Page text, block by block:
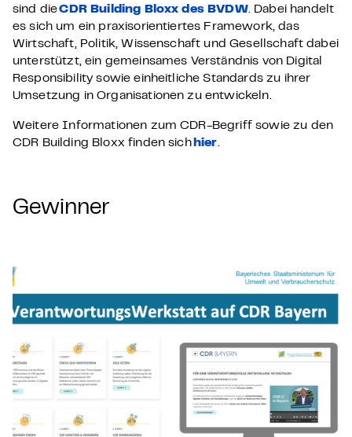
sind dieCDR Building Bloxx des BVDW. Dabei handelt
es sich um ein praxisorientiertes Framework, das
Wirtschaft, Politik, Wissenschaft und Gesellschaft dabei
unterstützt, ein gemeinsames Verständnis von Digital
Responsibility sowie einheitliche Standards zu ihrer
Umsetzung in Organisationen zu entwickeln.
Weitere Informationen zum CDR-Begriff sowie zu den
CDR Building Bloxx finden sich hier.
Gewinner